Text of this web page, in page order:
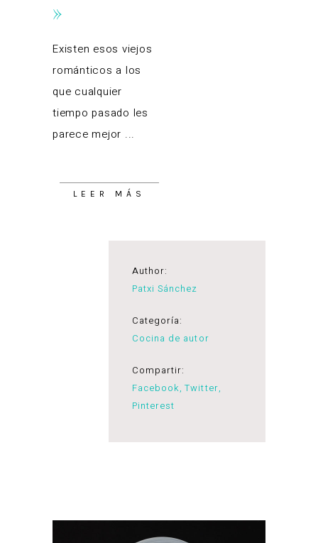
»
Existen esos viejos
románticos a los
que cualquier
tiempo pasado les
parece mejor
LEER MÁS
Author:
Patxi Sánchez
Categoría:
Cocina de autor
Compartir:
Facebook Twitter
Pinterest